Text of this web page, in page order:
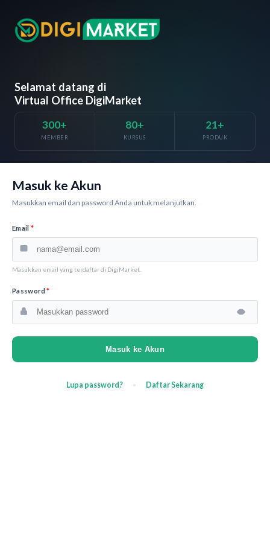
Selamat datang di
Virtual Office DigiMarket
300+
MEMBER
80+
KURSUS
21+
PRODUK
Masuk ke Akun
Masukkan email dan password Anda untuk melanjutkan.
Email *
Masukkan email yang terdaftar di DigiMarket.
Password *
Masuk ke Akun
Lupa password? • Daftar Sekarang